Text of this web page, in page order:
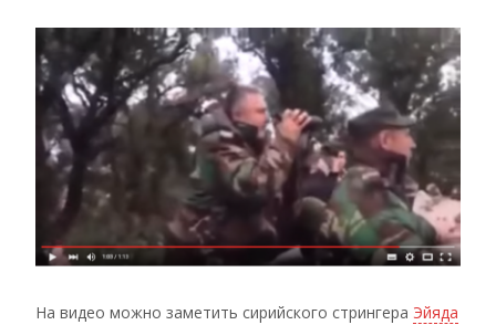
На видео можно заметить сирийского стрингера Эйяда